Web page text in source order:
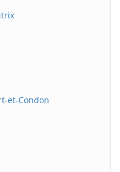
et-Condon